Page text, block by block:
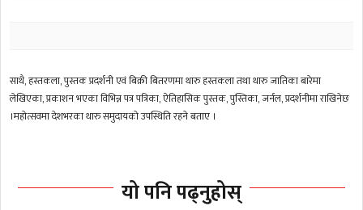
साथै, हस्तकला, पुस्तक प्रदर्शनी एवं बिक्री बितरणमा थारु हस्तकला तथा थारु जातिका बारेमा
लेखिएका, प्रकाशन भएका विभिन्न पत्र पत्रिका, ऐतिहासिक पुस्तक, पुस्तिका, जर्नल, प्रदर्शनीमा राखिनेछ
।महोत्सवमा देशभरका थारु समुदायको उपस्थिति रहने बताए ।
यो पनि पढ्नुहोस्